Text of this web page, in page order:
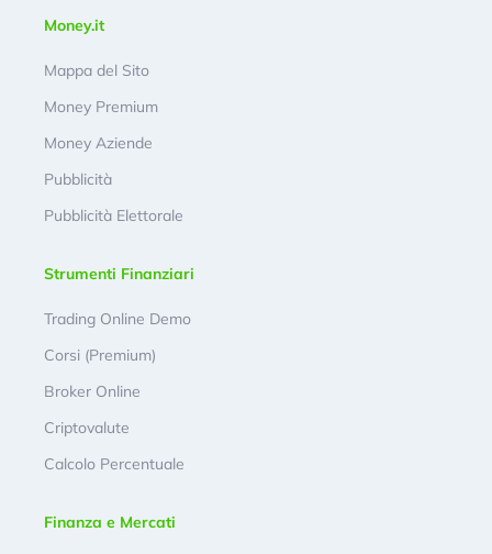
Money.it
Mappa del Sito
Money Premium
Money Aziende
Pubblicità
Pubblicità Elettorale
Strumenti Finanziari
Trading Online Demo
Corsi (Premium)
Broker Online
Criptovalute
Calcolo Percentuale
Finanza e Mercati